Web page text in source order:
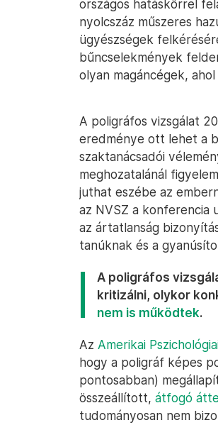
országos hatáskörrel
nyolcszáz műszeres
ügyészségek
bűncselekmények
olyan magáncégek,
A poligráfos vizsgálat
eredménye ott lehet a
szaktanácsadói
meghozatalánál
juthat eszébe az
az NVSZ a konferencia
az ártatlanság
tanúknak és a
A poligráfos
kritizálni, olykor
nem is működtek.
Az Amerikai
hogy a poligráf képes
pontosabban)
összeállított, átfogó
tudományosan nem